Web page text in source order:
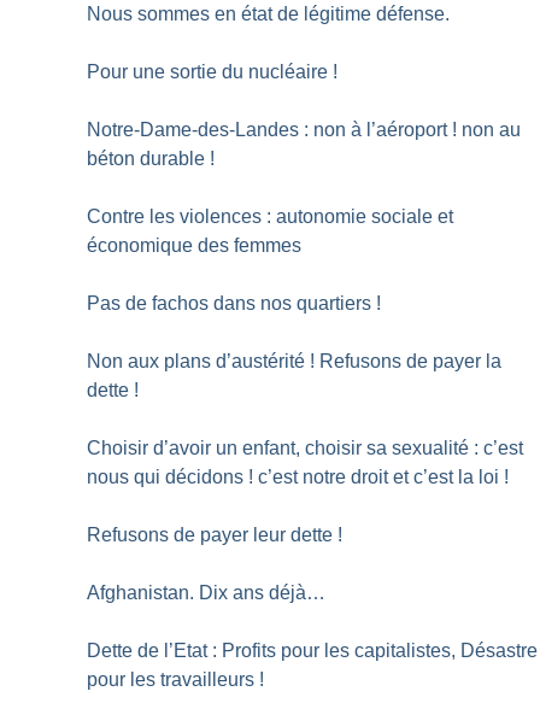
Nous sommes en état de légitime défense.
Pour une sortie du nucléaire !
Notre-Dame-des-Landes : non à l’aéroport ! non au
béton durable !
Contre les violences : autonomie sociale et
économique des femmes
Pas de fachos dans nos quartiers !
Non aux plans d’austérité ! Refusons de payer la
dette !
Choisir d’avoir un enfant, choisir sa sexualité : c’est
nous qui décidons ! c’est notre droit et c’est la loi !
Refusons de payer leur dette !
Afghanistan. Dix ans déjà…
Dette de l’Etat : Profits pour les capitalistes, Désastre
pour les travailleurs !